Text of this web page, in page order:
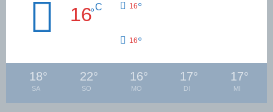
16°C 16°
16°
18°
SA
22°
SO
16°
MO
17°
DI
17°
MI